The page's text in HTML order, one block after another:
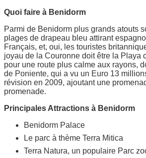
Quoi faire à Benidorm
Parmi de Benidorm plus grands atouts
plages de drapeau bleu attirant
Français, et, oui, les touristes
joyau de la Couronne doit être la Playa
pour une route plus calme aux rayons,
de Poniente, qui a vu un Euro 13
révision en 2009, ajoutant une
promenade.
Principales Attractions à Benidorm
Benidorm Palace
Le parc à thème Terra Mitica
Terra Natura, un populaire Parc